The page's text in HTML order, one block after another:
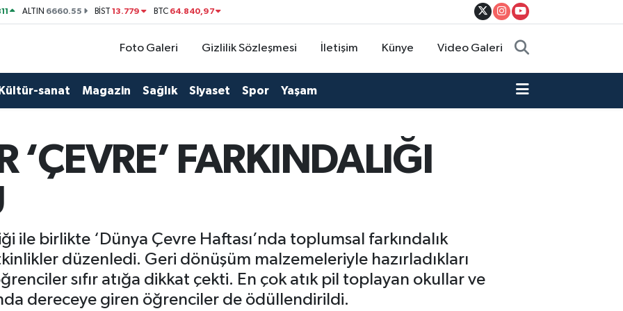
ALTIN 6660.55 BİST13.779 BTC 64.840,97
Foto Galeri Gizlilik Sözleşmesi İletişim Künye Video Galeri
Kültür-sanat Magazin Sağlık Siyaset Spor Yaşam
‘ÇEVRE’ FARKINDALIĞI
ile birlikte ‘Dünya Çevre Haftası’nda toplumsal farkındalık
düzenledi. Geri dönüşüm malzemeleriyle hazırladıkları
sıfır atığa dikkat çekti. En çok atık pil toplayan okullar ve
dereceye giren öğrenciler de ödüllendirildi.